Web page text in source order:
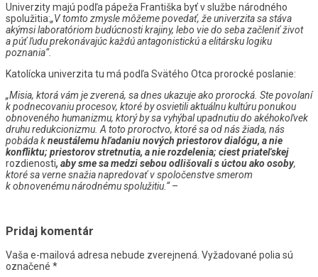
Univerzity majú podľa pápeža Františka byť v službe národného
spolužitia:„V tomto zmysle môžeme povedať, že univerzita sa stáva
akýmsi laboratóriom budúcnosti krajiny, lebo vie do seba začleniť život
a púť ľudu prekonávajúc každú antagonistickú a elitársku logiku
poznania“.
Katolícka univerzita tu má podľa Svätého Otca prorocké poslanie:
„Misia, ktorá vám je zverená, sa dnes ukazuje ako prorocká. Ste povolaní
k podnecovaniu procesov, ktoré by osvietili aktuálnu kultúru ponukou
obnoveného humanizmu, ktorý by sa vyhýbal upadnutiu do akéhokoľvek
druhu redukcionizmu. A toto proroctvo, ktoré sa od nás žiada, nás
pobáda kneustálemu hľadaniu nových priestorov dialógu, a nie
konfliktu; priestorov stretnutia, a nie rozdelenia; ciest priateľskej
rozdienosti, aby sme sa medzi sebou odlišovali s úctou ako osoby,
ktoré sa verne snažia napredovať v spoločenstve smerom
k obnovenému národnému spolužitiu.“–
Pridaj komentár
Vaša e-mailová adresa nebude zverejnená. Vyžadované polia sú
označené *